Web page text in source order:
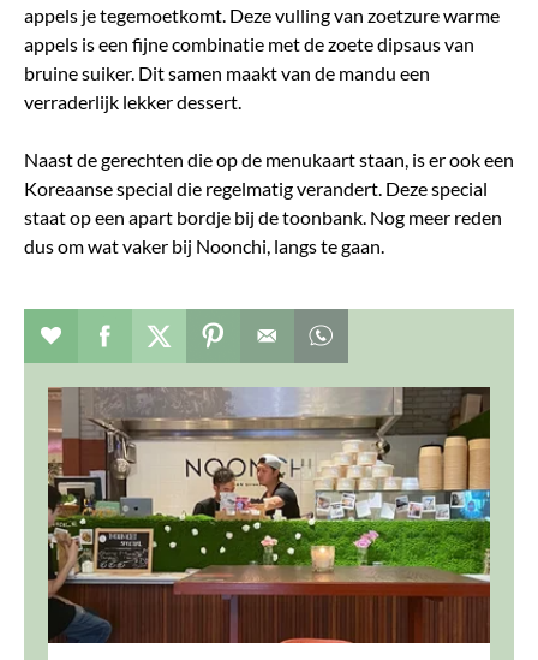
appels je tegemoetkomt. Deze vulling van zoetzure warme
appels is een fijne combinatie met de zoete dipsaus van
bruine suiker. Dit samen maakt van de mandu een
verraderlijk lekker dessert.
Naast de gerechten die op de menukaart staan, is er ook een
Koreaanse special die regelmatig verandert. Deze special
staat op een apart bordje bij de toonbank. Nog meer reden
dus om wat vaker bij Noonchi, langs te gaan.
Verhaal toevoegen aan favorieten
Deel dit op facebook
Deel dit op twitter
Deel dit op pinterest